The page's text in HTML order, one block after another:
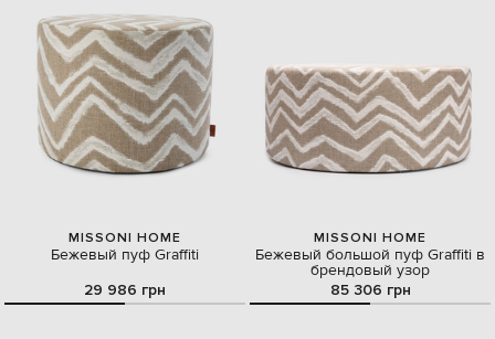
MISSONI HOME
Бежевый пуф Graffiti
29 986 грн
MISSONI HOME
Бежевый большой пуф Graffiti в
брендовый узор
85 306 грн